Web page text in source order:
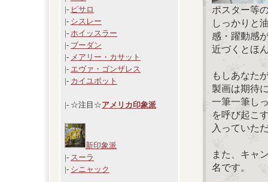
|- ピサロ
|- シスレー
|- ホイッスラー
|- ブーダン
|- メアリー・カサット
|- エヴァ・ゴンザレス
|- カイユボット
|- ☆注目☆アメリカ印象派
新印象派
|- スーラ
|- シニャック
ポスター等
しっかりと
感・躍動感
近づくとほ
もしあなた
製画は期待
一筆一筆し
を呼び起こ
入っていた
また、キャ
名です。